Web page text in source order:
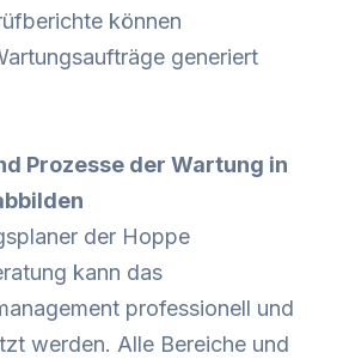
können
generiert
Prozesse der Wartung in
der Hoppe
kann das
professionell und
werden. Alle Bereiche und